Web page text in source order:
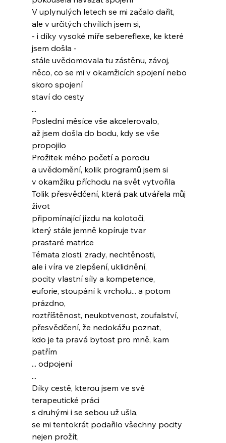
V uplynulých letech se mi začalo dařit,
ale v určitých chvílích jsem si,
- i díky vysoké míře sebereflexe, ke které
jsem došla -
stále uvědomovala tu zástěnu, závoj,
něco, co se mi v okamžicích spojení nebo
skoro spojení
staví do cesty
...
Poslední měsíce vše akcelerovalo,
až jsem došla do bodu, kdy se vše
propojilo
Prožitek mého početí a porodu
a uvědomění, kolik programů jsem si
v okamžiku příchodu na svět vytvořila
Tolik přesvědčení, která pak utvářela můj
život
připomínající jízdu na kolotoči,
který stále jemně kopíruje tvar
prastaré matrice
Témata zlosti, zrady, nechtěnosti,
ale i víra ve zlepšení, uklidnění,
pocity vlastní síly a kompetence,
euforie, stoupání k vrcholu... a potom
prázdno,
roztříštěnost, neukotvenost, zoufalství,
přesvědčení, že nedokážu poznat,
kdo je ta pravá bytost pro mně, kam
patřím
... odpojení
...
Díky cestě, kterou jsem ve své
terapeutické práci
s druhými i se sebou už ušla,
se mi tentokrát podařilo všechny pocity
nejen prožít,